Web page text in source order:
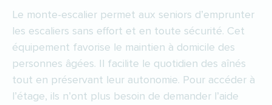
Le monte-escalier permet aux seniors d’emprunter
les escaliers sans effort et en toute sécurité. Cet
équipement favorise le maintien à domicile des
personnes âgées. Il facilite le quotidien des aînés
tout en préservant leur autonomie. Pour accéder à
l’étage, ils n’ont plus besoin de demander l’aide